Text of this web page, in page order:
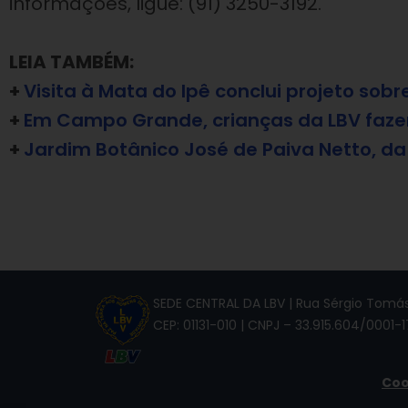
LEIA TAMBÉM:
+Visita à Mata do Ipê conclui projeto
+ Em Campo Grande, crianças da LBV
+ Jardim Botânico José de Paiva Netto,
SEDE CENTRAL DA LBV | Rua Sérgio
CEP: 01131-010 | CNPJ – 33.915.604/